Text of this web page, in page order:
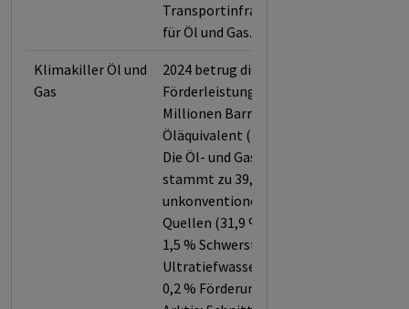
Transportinfrastruktur
für Öl und Gas.
Klimakiller Öl und
Gas
2024 betrug die
Förderleistung 245,5
Millionen Barrel
Öläquivalent (mmboe).
Die Öl- und Gasproduktion
stammt zu 39,3 % aus
unkonventionellen
Quellen (31,9 % Fracking,
1,5 % Schwerstöl, 5,8 %
Ultratiefwasserförderung,
0,2 % Förderung in der